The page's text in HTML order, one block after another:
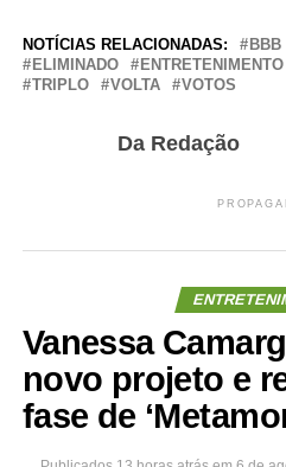
NOTÍCIAS RELACIONADAS: BBB
ELIMINADO
ENTRETENIMENTO
TRIPLO
VOLTA VOTOS
Da Redação
Vanessa
novo projeto e
fase de